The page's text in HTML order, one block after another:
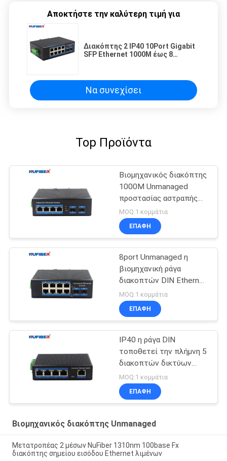
Αποκτήστε την καλύτερη τιμή για
Διακόπτης 2 IP40 10Port Gigabit
SFP Ethernet 1000M έως 8
Να συνεχίσει
Top Προϊόντα
Βιομηχανικός διακόπτης
1000M Unmanaged
προστασίας αστραπής
διακόπτης Ethernet
ραγών DIN
MOQ:1 κομμάτια
ΕΠΑΦΉ
8port Unmanaged η
βιομηχανική ράγα
διακοπτών DIN Ethernet
διακοπτών βιομηχανική
τοποθετεί
MOQ:1 κομμάτια
ΕΠΑΦΉ
IP40 η ράγα DIN
τοποθετεί την πλήμνη 5
διακοπτών δικτύων
διεπαφή Gigabit Rj45
UTP λιμένων
MOQ:1 κομμάτια
ΕΠΑΦΉ
Βιομηχανικός διακόπτης Unmanaged
Μετατροπέας 2 μέσων NuFiber 1310nm 100base Fx
διακόπτης σημείου εισόδου Ethernet λιμένων